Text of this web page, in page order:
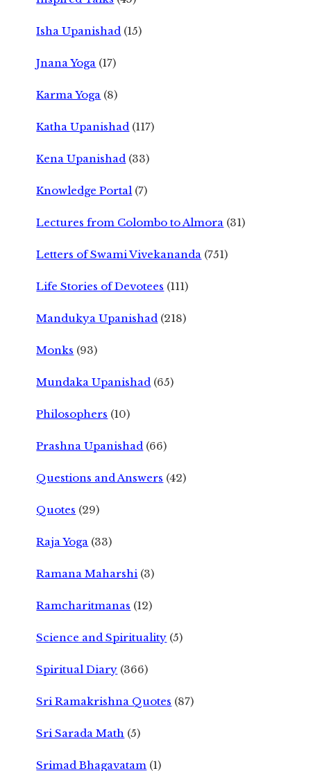
Isha Upanishad (15)
Jnana Yoga (17)
Karma Yoga (8)
Katha Upanishad (117)
Kena Upanishad (33)
Knowledge Portal (7)
Lectures from Colombo to Almora (31)
Letters of Swami Vivekananda (751)
Life Stories of Devotees (111)
Mandukya Upanishad (218)
Monks (93)
Mundaka Upanishad (65)
Philosophers (10)
Prashna Upanishad (66)
Questions and Answers (42)
Quotes (29)
Raja Yoga (33)
Ramana Maharshi (3)
Ramcharitmanas (12)
Science and Spirituality (5)
Spiritual Diary (366)
Sri Ramakrishna Quotes (87)
Sri Sarada Math (5)
Srimad Bhagavatam (1)